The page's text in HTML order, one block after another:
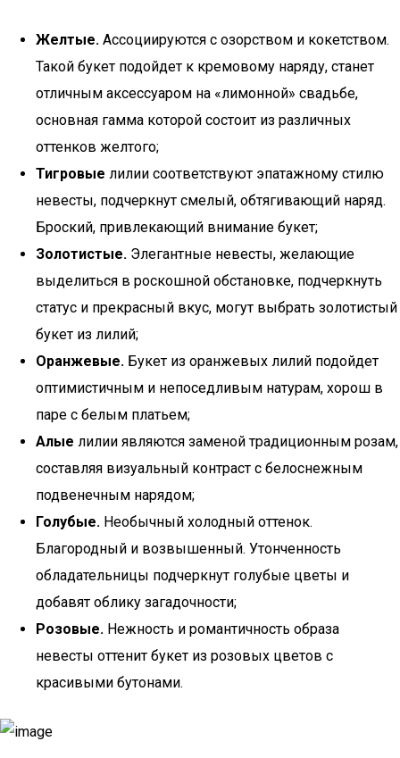
Желтые. Ассоциируются с озорством и кокетством.
Такой букет подойдет к кремовому наряду, станет
отличным аксессуаром на «лимонной» свадьбе,
основная гамма которой состоит из различных
оттенков желтого;
Тигровые лилии соответствуют эпатажному стилю
невесты, подчеркнут смелый, обтягивающий наряд.
Броский, привлекающий внимание букет;
Золотистые. Элегантные невесты, желающие
выделиться в роскошной обстановке, подчеркнуть
статус и прекрасный вкус, могут выбрать золотистый
букет из лилий;
Оранжевые. Букет из оранжевых лилий подойдет
оптимистичным и непоседливым натурам, хорош в
паре с белым платьем;
Алые лилии являются заменой традиционным розам,
составляя визуальный контраст с белоснежным
подвенечным нарядом;
Голубые. Необычный холодный оттенок.
Благородный и возвышенный. Утонченность
обладательницы подчеркнут голубые цветы и
добавят облику загадочности;
Розовые. Нежность и романтичность образа
невесты оттенит букет из розовых цветов с
красивыми бутонами.